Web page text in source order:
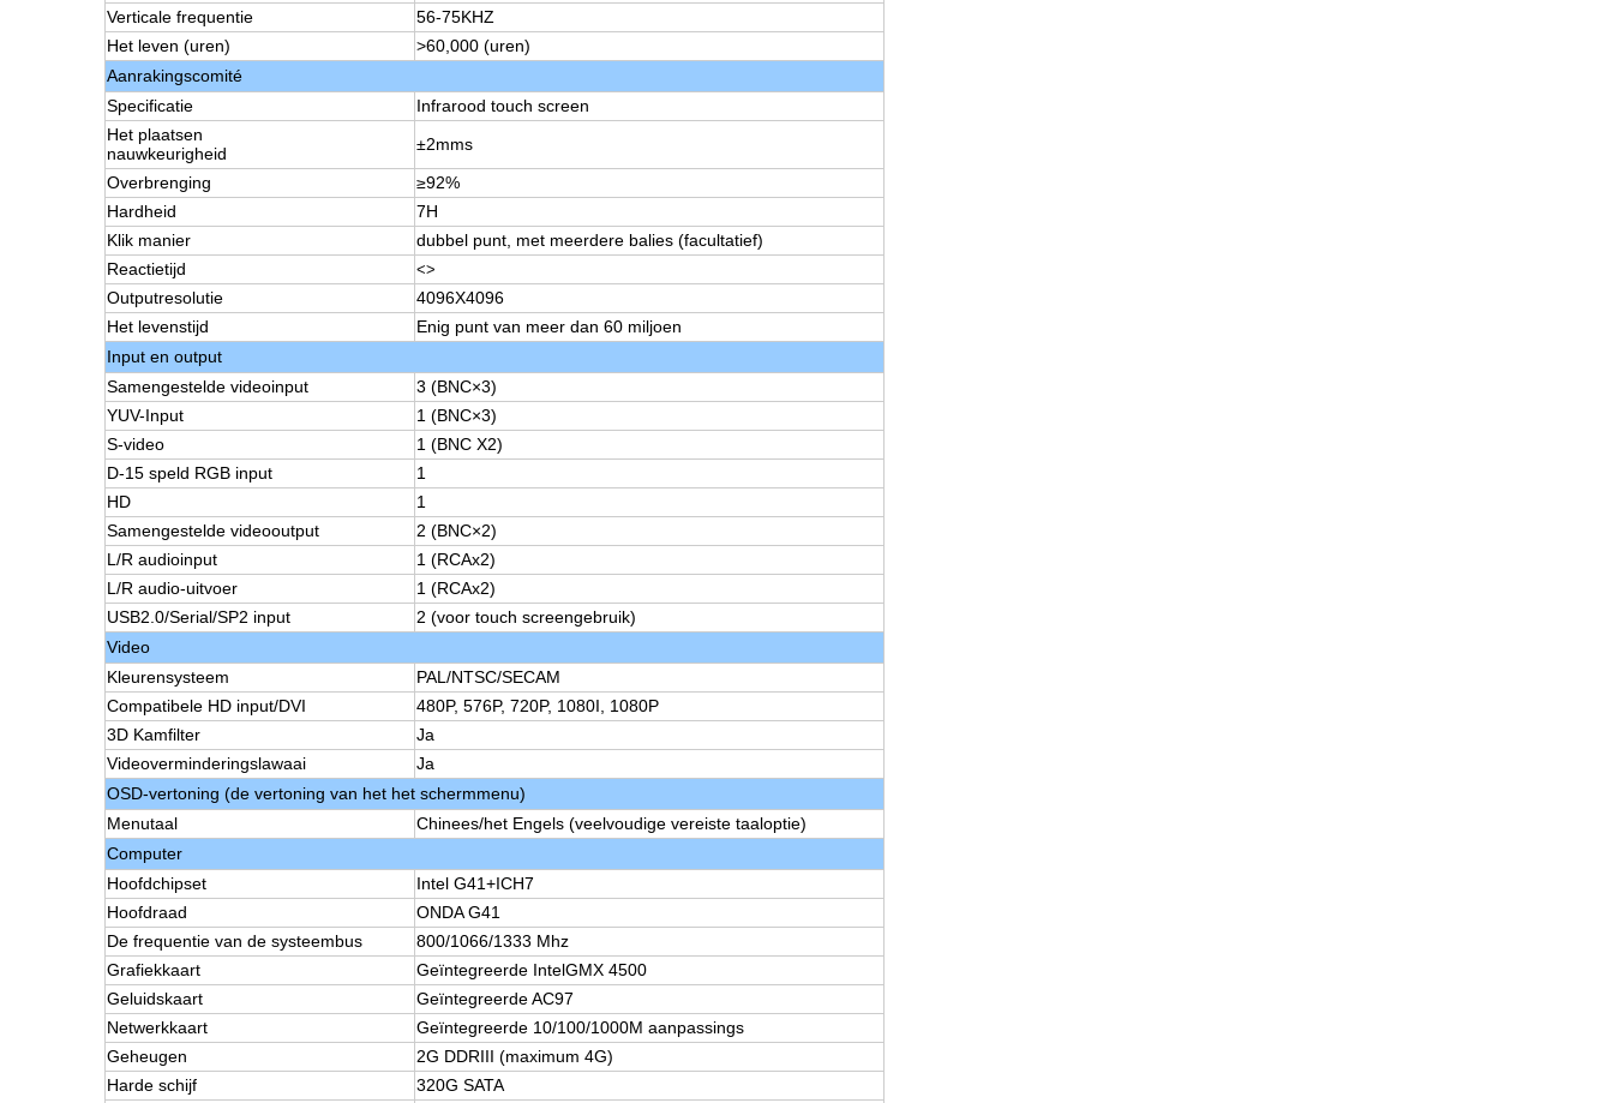
Verticale frequentie
56-75KHZ
Het leven (uren)
>60,000 (uren)
Aanrakingscomité
Specificatie
Infrarood touch screen
Het plaatsen
nauwkeurigheid
±2mms
Overbrenging
≥92%
Hardheid
7H
Klik manier
dubbel punt, met meerdere balies (facultatief)
Reactietijd
<>
Outputresolutie
4096X4096
Het levenstijd
Enig punt van meer dan 60 miljoen
Input en output
Samengestelde videoinput
3 (BNC×3)
YUV-Input
1 (BNC×3)
S-video
1 (BNC X2)
D-15 speld RGB input
1
HD
1
Samengestelde videooutput
2 (BNC×2)
L/R audioinput
1 (RCAx2)
L/R audio-uitvoer
1 (RCAx2)
USB2.0/Serial/SP2 input
2 (voor touch screengebruik)
Video
Kleurensysteem
PAL/NTSC/SECAM
Compatibele HD input/DVI
480P, 576P, 720P, 1080I, 1080P
3D Kamfilter
Ja
Videoverminderingslawaai
Ja
OSD-vertoning (de vertoning van het het schermmenu)
Menutaal
Chinees/het Engels (veelvoudige vereiste taaloptie)
Computer
Hoofdchipset
Intel G41+ICH7
Hoofdraad
ONDA G41
De frequentie van de systeembus
800/1066/1333 Mhz
Grafiekkaart
Geïntegreerde IntelGMX 4500
Geluidskaart
Geïntegreerde AC97
Netwerkkaart
Geïntegreerde 10/100/1000M aanpassings
Geheugen
2G DDRIII (maximum 4G)
Harde schijf
320G SATA